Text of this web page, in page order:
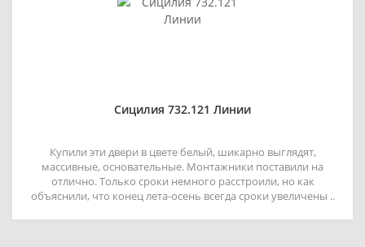
Сицилия 732.121 Линии
Купили эти двери в цвете белый, шикарно выглядят,
массивные, основательные. Монтажники поставили на
отлично. Только сроки немного расстроили, но как
объяснили, что конец лета-осень всегда сроки увеличены ..